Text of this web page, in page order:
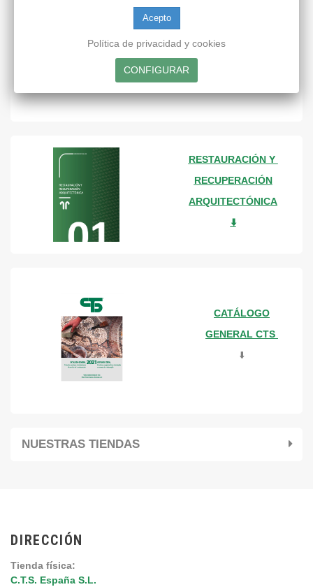
OUR TEAM’S PASSION
RESTAURACIÓN Y
RECUPERACIÓN
ARQUITECTÓNICA
⬇️
CATÁLOGO
GENERAL CTS
⬇️
NUESTRAS TIENDAS
DIRECCIÓN
Tienda física:
C.T.S. España S.L.
Política de privacidad y cookies